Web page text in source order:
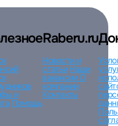
Войти
удобным способом
и
Помощь
Raberu.ru
Новости и
статьи Наши
вакансииО
компании
Контакты